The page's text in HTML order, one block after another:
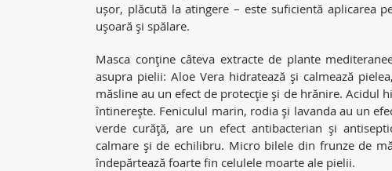
ușor, plăcută la atingere – este suficientă aplicarea
uşoară şi spălare.
Masca conţine câteva extracte de plante
asupra pielii: Aloe Vera hidratează şi calmează
măsline au un efect de protecţie şi de hrănire. Acidul
întinereşte. Feniculul marin, rodia şi lavanda au un
verde curăţă, are un efect antibacterian şi
calmare şi de echilibru. Micro bilele din frunze de
îndepărtează foarte fin celulele moarte ale pielii.